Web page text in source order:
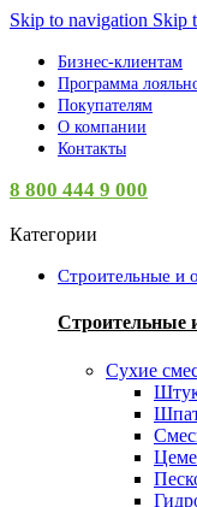
Skip to navigation Skip
Бизнес-клиентам
Программа
Покупателям
О компании
Контакты
8 800 444 9 000
Категории
Строительные и
Строительные
Сухие